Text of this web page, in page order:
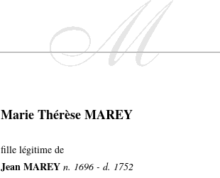
Marie Thérèse MAREY
fille légitime de
Jean MAREY n. 1696 - d. 1752